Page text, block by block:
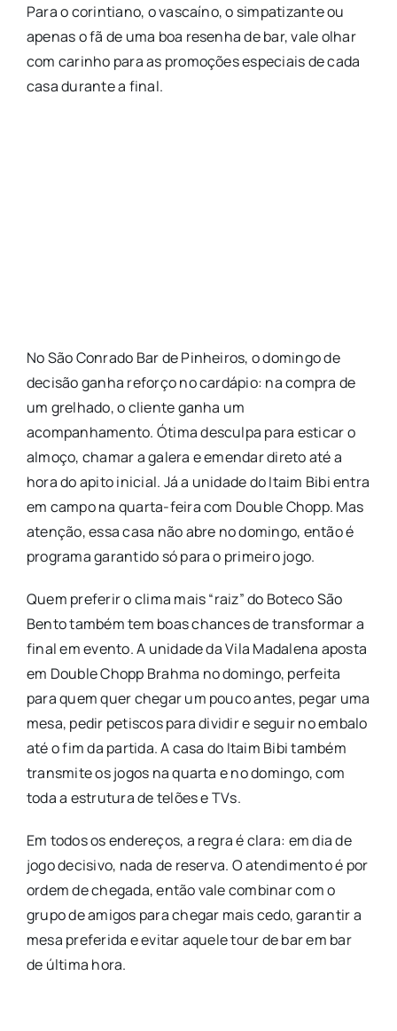
Para o corintiano, o vascaíno, o simpatizante ou
apenas o fã de uma boa resenha de bar, vale olhar
com carinho para as promoções especiais de cada
casa durante a final.
No São Conrado Bar de Pinheiros, o domingo de
decisão ganha reforço no cardápio: na compra de
um grelhado, o cliente ganha um
acompanhamento. Ótima desculpa para esticar o
almoço, chamar a galera e emendar direto até a
hora do apito inicial. Já a unidade do Itaim Bibi entra
em campo na quarta-feira com Double Chopp. Mas
atenção, essa casa não abre no domingo, então é
programa garantido só para o primeiro jogo.
Quem preferir o clima mais “raiz” do Boteco São
Bento também tem boas chances de transformar a
final em evento. A unidade da Vila Madalena aposta
em Double Chopp Brahma no domingo, perfeita
para quem quer chegar um pouco antes, pegar uma
mesa, pedir petiscos para dividir e seguir no embalo
até o fim da partida. A casa do Itaim Bibi também
transmite os jogos na quarta e no domingo, com
toda a estrutura de telões e TVs.
Em todos os endereços, a regra é clara: em dia de
jogo decisivo, nada de reserva. O atendimento é por
ordem de chegada, então vale combinar com o
grupo de amigos para chegar mais cedo, garantir a
mesa preferida e evitar aquele tour de bar em bar
de última hora.